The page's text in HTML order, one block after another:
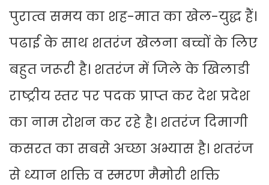
पुरात्व समय का शह-मात का खेल-युद्ध हैं।
पढाई के साथ शतरंज खेलना बच्चों के लिए
बहुत जरूरी है। शतरंज में जिले के खिलाडी
राष्ट्रीय स्तर पर पदक प्राप्त कर देश प्रदेश
का नाम रोशन कर रहे है। शतरंज दिमागी
कसरत का सबसे अच्छा अभ्यास है। शतरंज
से ध्यान शक्ति व स्मरण मैमोरी शक्ति